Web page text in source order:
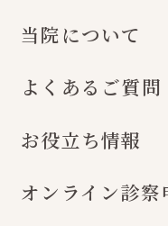
当院について
よくあるご質問
お役立ち情報
オンライン診察